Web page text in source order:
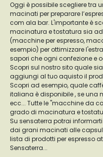
Oggi è possibile scegliere tra
macinati per preparare
com ala bar. L'importante è
macinatura e tostatura sia
(macchine per espresso,
esempio) per ottimizzare
sapori che ogni confezione e
Scopri sul nostro sito quale
aggiungi al tuo aquisto il
Scopri ad esempio, quale
italiana è disponibile , se una
ecc... Tutte le "macchine da
grado di macinatura e
Su sensaterra potrai
dai grani macinati alle
lista di prodotti per espresso
Sensaterra...